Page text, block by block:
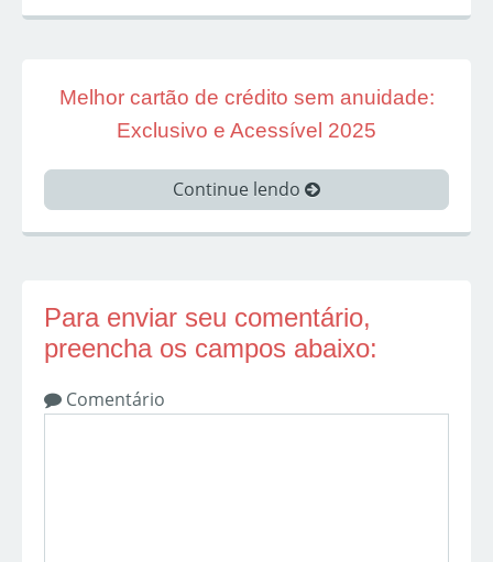
Melhor cartão de crédito sem anuidade:
Exclusivo e Acessível 2025
Continue lendo
Para enviar seu comentário,
preencha os campos abaixo:
Comentário